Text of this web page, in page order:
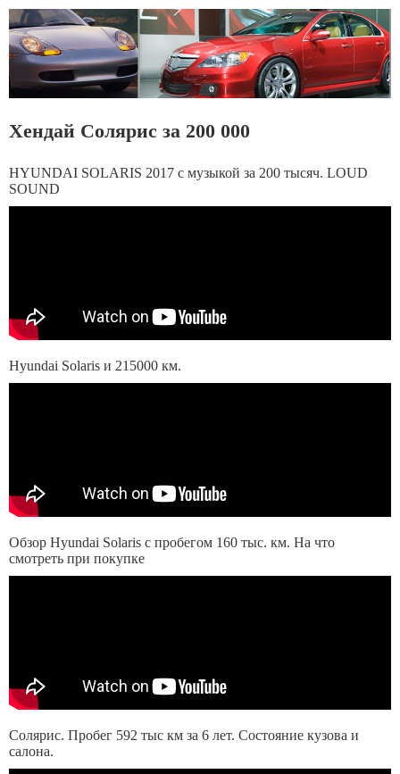
Хендай Солярис за 200 000
HYUNDAI SOLARIS 2017 с музыкой за 200 тысяч. LOUD
SOUND
Hyundai Solaris и 215000 км.
Обзор Hyundai Solaris с пробегом 160 тыс. км. На что
смотреть при покупке
Солярис. Пробег 592 тыс км за 6 лет. Состояние кузова и
салона.